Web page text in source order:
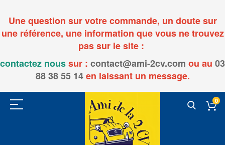
Une question sur votre commande, un doute sur
une référence, une information que vous ne trouvez
pas sur le site :
contactez noussur : contact@ami-2cv.com ou au 03
88 38 55 14en laissant un message.
0